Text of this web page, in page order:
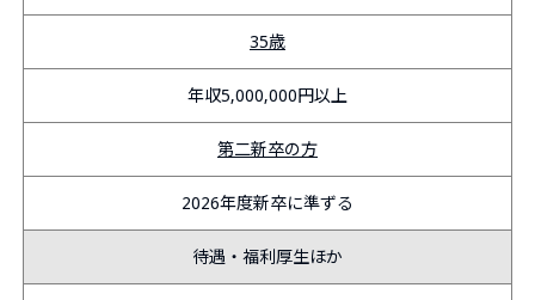
35歳
年収5,000,000円以上
第二新卒の方
2026年度新卒に準ずる
待遇・福利厚生ほか